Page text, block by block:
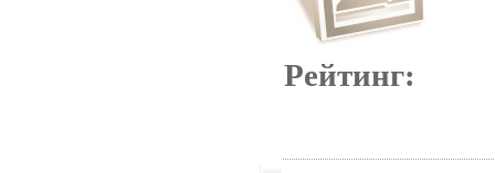
Рейтинг: